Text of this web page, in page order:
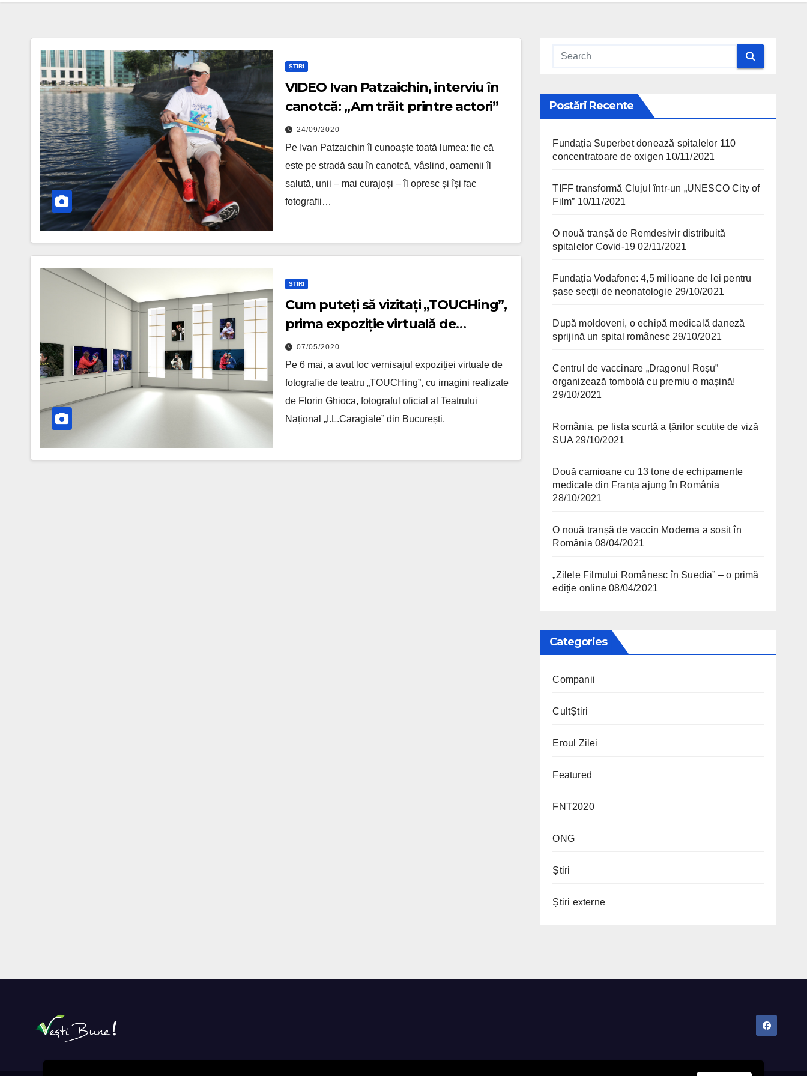
ȘTIRI
VIDEO Ivan Patzaichin, interviu în
canotcă: „Am trăit printre actori”
24/09/2020
Pe Ivan Patzaichin îl cunoaște toată lumea: fie că
este pe stradă sau în canotcă, vâslind, oamenii îl
salută, unii – mai curajoși – îl opresc și își fac
fotografii…
ȘTIRI
Cum puteți să vizitați „TOUCHing”,
prima expoziție virtuală de
fotografie de teatru din România
07/05/2020
Pe 6 mai, a avut loc vernisajul expoziției virtuale de
fotografie de teatru „TOUCHing”, cu imagini realizate
de Florin Ghioca, fotograful oficial al Teatrului
Național „I.L.Caragiale” din București.
Postări Recente
Fundația Superbet donează spitalelor 110
concentratoare de oxigen 10/11/2021
TIFF transformă Clujul într-un „UNESCO City of
Film” 10/11/2021
O nouă tranșă de Remdesivir distribuită
spitalelor Covid-19 02/11/2021
Fundația Vodafone: 4,5 milioane de lei pentru
șase secții de neonatologie 29/10/2021
După moldoveni, o echipă medicală daneză
sprijină un spital românesc 29/10/2021
Centrul de vaccinare „Dragonul Roșu”
organizează tombolă cu premiu o mașină!
29/10/2021
România, pe lista scurtă a țărilor scutite de viză
SUA 29/10/2021
Două camioane cu 13 tone de echipamente
medicale din Franța ajung în România
28/10/2021
O nouă tranșă de vaccin Moderna a sosit în
România 08/04/2021
„Zilele Filmului Românesc în Suedia” – o primă
ediție online 08/04/2021
Categories
Companii
CultȘtiri
Eroul Zilei
Featured
FNT2020
ONG
Știri
Știri externe